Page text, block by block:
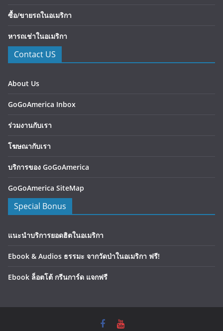
ซื้อ/ขายรถในอเมริกา
หารถเช่าในอเมริกา
Contact US
About Us
GoGoAmerica Inbox
ร่วมงานกับเรา
โฆษณากับเรา
บริการของ GoGoAmerica
GoGoAmerica SiteMap
Special Bonus
แนะนำบริการยอดฮิตในอเมริกา
Ebook & Audios ธรรมะ จากวัดป่าในอเมริกา ฟรี!
Ebook ล็อตโต้ กรีนการ์ด แจกฟรี